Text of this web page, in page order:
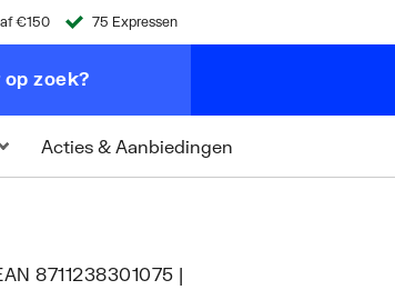
€150 75 Expressen
Acties & Aanbiedingen
8711238301075 |